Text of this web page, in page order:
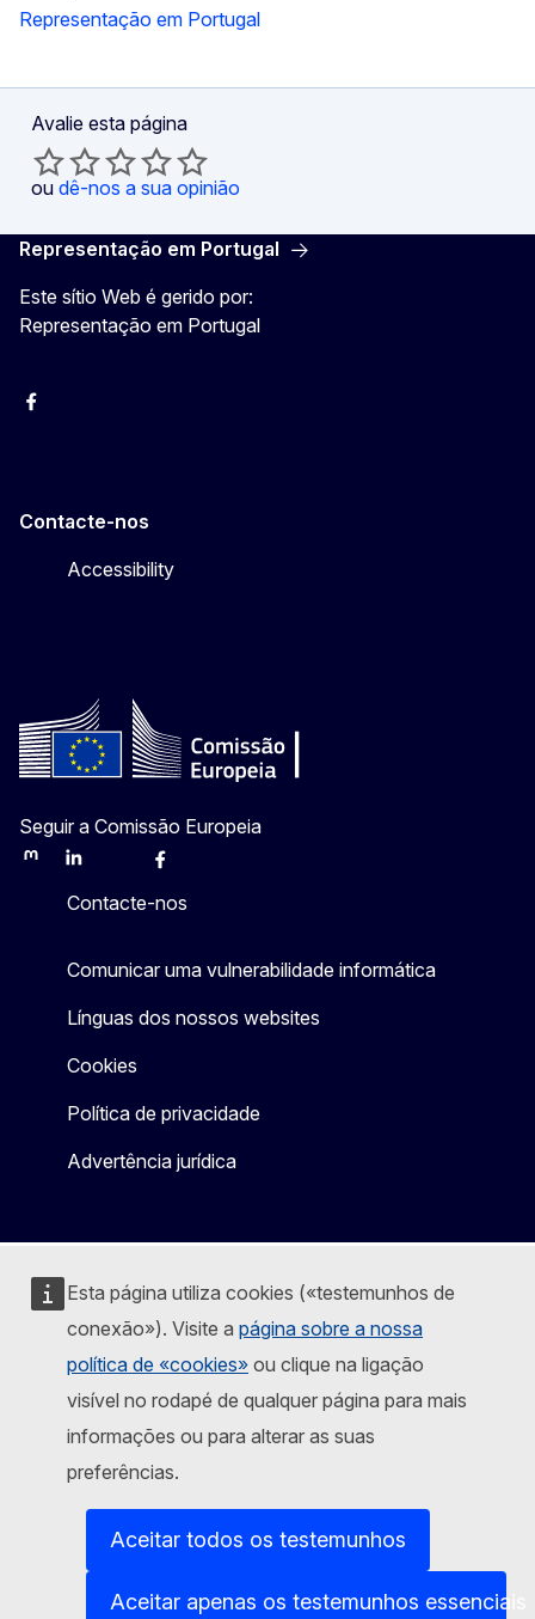
Esta página utiliza cookies («testemunhos de
conexão»). Visite a página sobre a nossa
política de «cookies» ou clique na ligação
visível no rodapé de qualquer página para mais
informações ou para alterar as suas
preferências.
Aceitar todos os testemunhos
Aceitar apenas os testemunhos essenciais
Representação em Portugal
Avalie esta página
ou dê-nos a sua opinião
Representação em Portugal
Este sítio Web é gerido por:
Representação em Portugal
Facebook
Contacte-nos
Accessibility
Seguir a Comissão Europeia
MastodonLinkedInBlueskyFacebook
Contacte-nos
Comunicar uma vulnerabilidade informática
Línguas dos nossos websites
Cookies
Política de privacidade
Advertência jurídica